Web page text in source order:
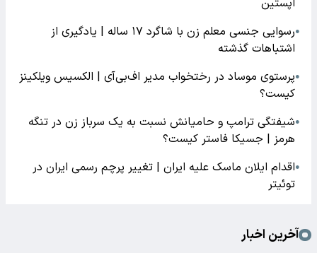
●
رسوایی جنسی معلم زن با شاگرد ۱۷ ساله | یادگیری از
اشتباهات گذشته
●پرستوی موساد در رختخواب مدیر اف‌بی‌آی | الکسیس ویلکینز
کیست؟
●شیفتگی ترامپ و حامیانش نسبت به یک سرباز زن در تنگه
هرمز | جسیکا فاستر کیست؟
●اقدام ایلان ماسک علیه ایران | تغییر پرچم رسمی ایران در
توئیتر
آخرین اخبار